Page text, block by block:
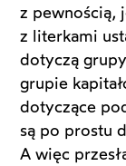
z pewnością,
z literkami
dotyczą
grupie
dotyczące
są po prostu
A więc